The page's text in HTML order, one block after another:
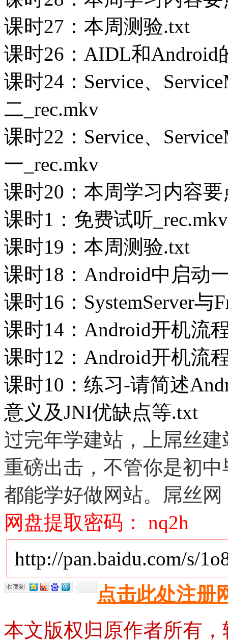
课时27：本周测验.txt
课时26：AIDL和Android
课时24：Service、
二_rec.mkv
课时22：Service、
一_rec.mkv
课时20：本周学习内容
课时1：免费试听_rec.mkv
课时19：本周测验.txt
课时18：Android中启动
课时16：SystemServer与
课时14：Android开机流
课时12：Android开机流
课时10：练习-请简述
意义及JNI优缺点等.txt
过完年学建站，上屌丝
重磅出击，不管你是初
都能学好做网站。屌丝
网盘提取密码： nq2h
http://pan.baidu.com/s/
点击此处注册
本文版权归原作者所有